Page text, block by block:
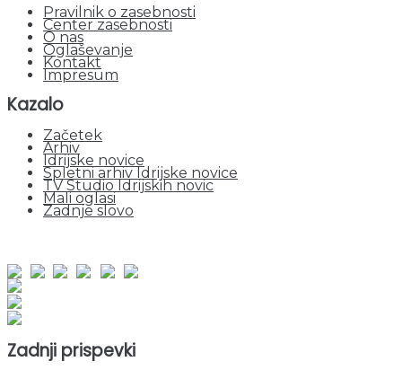
Pravilnik o zasebnosti
Center zasebnosti
O nas
Oglaševanje
Kontakt
Impresum
Kazalo
Začetek
Arhiv
Idrijske novice
Spletni arhiv Idrijske novice
TV Studio Idrijskih novic
Mali oglasi
Zadnje slovo
Zadnji prispevki